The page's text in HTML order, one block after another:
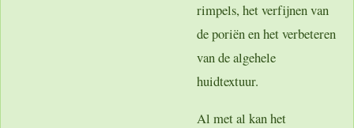
rimpels, het verfijnen van
de poriën en het verbeteren
van de algehele
huidtextuur.
Al met al kan het